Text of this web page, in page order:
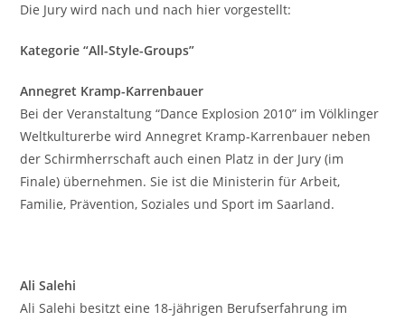
Die Jury wird nach und nach hier vorgestellt:
Kategorie “All-Style-Groups”
Annegret Kramp-Karrenbauer
Bei der Veranstaltung “Dance Explosion 2010” im Völklinger
Weltkulturerbe wird Annegret Kramp-Karrenbauer neben
der Schirmherrschaft auch einen Platz in der Jury (im
Finale) übernehmen. Sie ist die Ministerin für Arbeit,
Familie, Prävention, Soziales und Sport im Saarland.
Ali Salehi
Ali Salehi besitzt eine 18-jährigen Berufserfahrung im